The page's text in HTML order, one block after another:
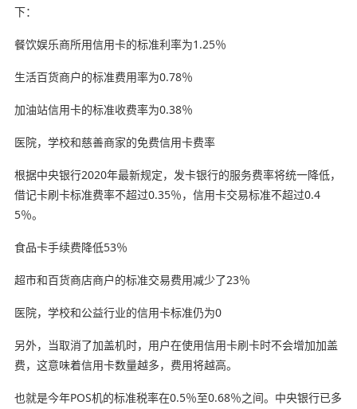
下：
餐饮娱乐商所用信用卡的标准利率为1.25％
生活百货商户的标准费用率为0.78％
加油站信用卡的标准收费率为0.38％
医院，学校和慈善商家的免费信用卡费率
根据中央银行2020年最新规定，发卡银行的服务费率将统一降低，
借记卡刷卡标准费率不超过0.35％，信用卡交易标准不超过0.4
5％。
食品卡手续费降低53％
超市和百货商店商户的标准交易费用减少了23％
医院，学校和公益行业的信用卡标准仍为0
另外，当取消了加盖机时，用户在使用信用卡刷卡时不会增加加盖
费，这意味着信用卡数量越多，费用将越高。
也就是今年POS机的标准税率在0.5％至0.68％之间。中央银行已多